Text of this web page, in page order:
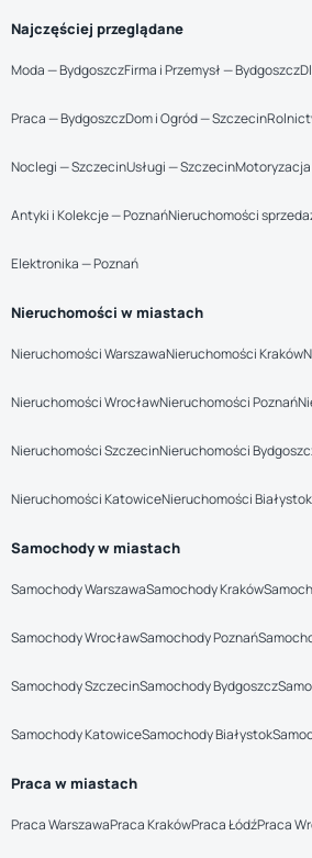
Najczęściej przeglądane
Moda — BydgoszczFirma i Przemysł — Bydgoszcz
Praca — BydgoszczDom i Ogród — Szczecin
Noclegi — SzczecinUsługi — Szczecin
Antyki i Kolekcje — PoznańNieruchomości
Elektronika — Poznań
Nieruchomości w miastach
Nieruchomości WarszawaNieruchomości Kraków
Nieruchomości WrocławNieruchomości Poznań
Nieruchomości SzczecinNieruchomości
Nieruchomości KatowiceNieruchomości Białystok
Samochody w miastach
Samochody WarszawaSamochody Kraków
Samochody WrocławSamochody Poznań
Samochody SzczecinSamochody Bydgoszcz
Samochody KatowiceSamochody Białystok
Praca w miastach
Praca WarszawaPraca KrakówPraca ŁódźPraca